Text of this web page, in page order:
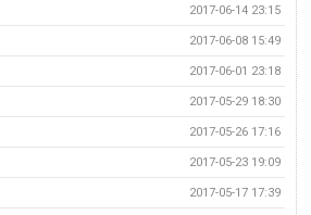
2017-06-14 23:15
2017-06-08 15:49
2017-06-01 23:18
2017-05-29 18:30
2017-05-26 17:16
2017-05-23 19:09
2017-05-17 17:39